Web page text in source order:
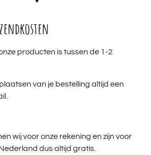
producten is tussen de 1-2
van je bestelling altijd een
wij voor onze rekening en zijn voor
dus altijd gratis.